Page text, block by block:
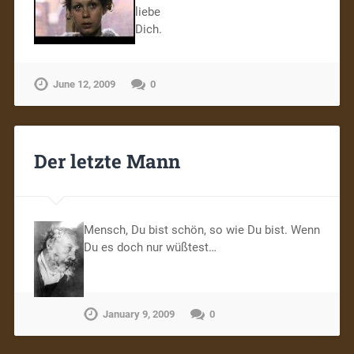
liebe
Dich.
June 12, 2009 0
Der letzte Mann
Mensch, Du bist schön, so wie Du bist. Wenn
Du es doch nur wüßtest…
January 9, 2009 0